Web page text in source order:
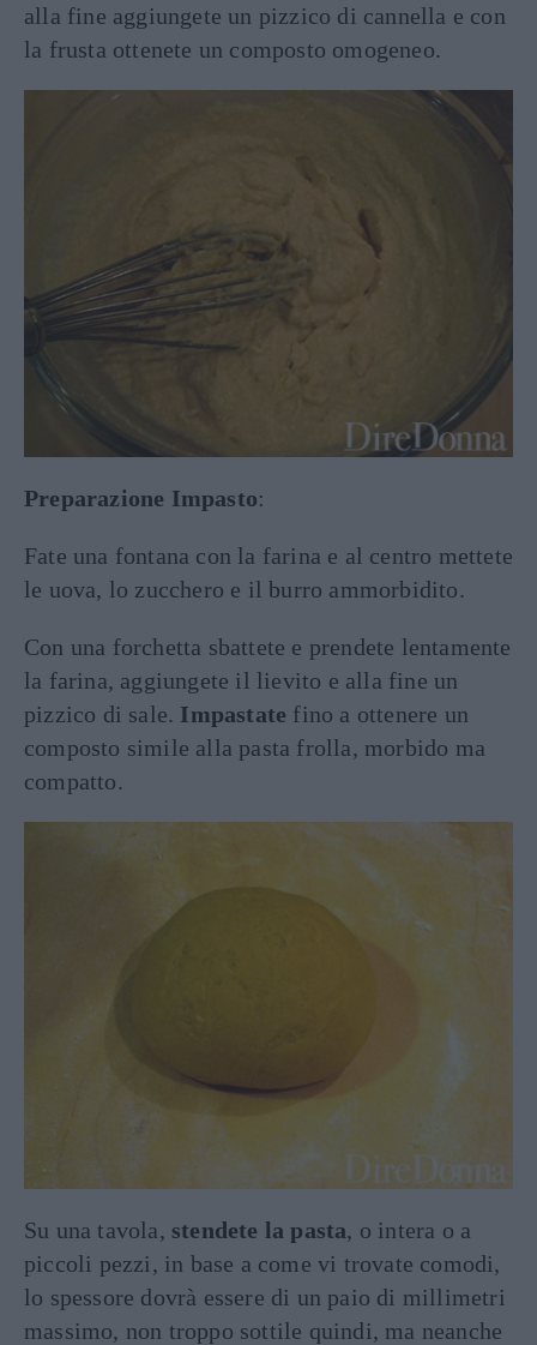
alla fine aggiungete un pizzico di cannella e con
la frusta ottenete un composto omogeneo.
Preparazione Impasto:
Fate una fontana con la farina e al centro mettete
le uova, lo zucchero e il burro ammorbidito.
Con una forchetta sbattete e prendete lentamente
la farina, aggiungete il lievito e alla fine un
pizzico di sale. Impastate fino a ottenere un
composto simile alla pasta frolla, morbido ma
compatto.
Su una tavola, stendete la pasta, o intera o a
piccoli pezzi, in base a come vi trovate comodi,
lo spessore dovrà essere di un paio di millimetri
massimo, non troppo sottile quindi, ma neanche